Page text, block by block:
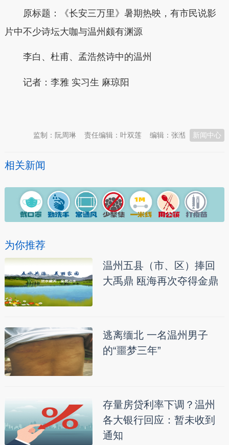
原标题：《长安三万里》暑期热映，有市民说影
片中不少诗坛大咖与温州颇有渊源
李白、杜甫、孟浩然诗中的温州
记者：李雅 实习生 麻琼阳
新闻中心
编辑：张湉
责任编辑：叶双莲
监制：阮周琳
相关新闻
为你推荐
温州五县（市、区）捧回
大禹鼎 瓯海再次夺得金鼎
逃离缅北 一名温州男子
的“噩梦三年”
存量房贷利率下调？温州
各大银行回应：暂未收到
通知